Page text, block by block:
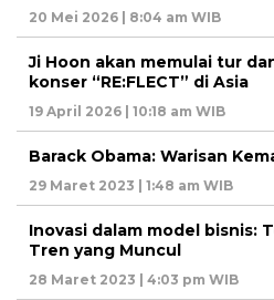
20 Mei 2026 | 8:04 am WIB
Ji Hoon akan memulai tur
konser “RE:FLECT” di Asia
19 April 2026 | 10:18 am WIB
Barack Obama: Warisan
29 Maret 2023 | 1:48 am WIB
Inovasi dalam model bisnis:
Tren yang Muncul
28 Maret 2023 | 4:03 pm WIB